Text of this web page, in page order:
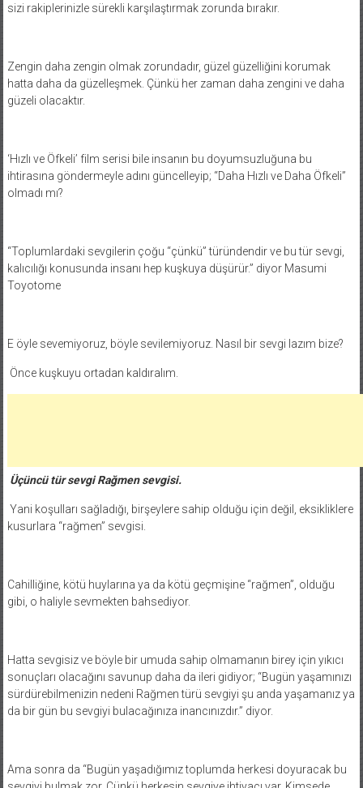
sizi rakiplerinizle sürekli karşılaştırmak zorunda bırakır.
Zengin daha zengin olmak zorundadır, güzel güzelliğini korumak
hatta daha da güzelleşmek. Çünkü her zaman daha zengini ve daha
güzeli olacaktır.
‘Hızlı ve Öfkeli’ film serisi bile insanın bu doyumsuzluğuna bu
ihtirasına göndermeyle adını güncelleyip; “Daha Hızlı ve Daha Öfkeli”
olmadı mı?
“Toplumlardaki sevgilerin çoğu “çünkü” türündendir ve bu tür sevgi,
kalıcılığı konusunda insanı hep kuşkuya düşürür.” diyor Masumi
Toyotome
E öyle sevemiyoruz, böyle sevilemiyoruz. Nasıl bir sevgi lazım bize?
Önce kuşkuyu ortadan kaldıralım.
Üçüncü tür sevgi Rağmen sevgisi.
Yani koşulları sağladığı, birşeylere sahip olduğu için değil, eksikliklere
kusurlara “rağmen” sevgisi.
Cahilliğine, kötü huylarına ya da kötü geçmişine “rağmen”, olduğu
gibi, o haliyle sevmekten bahsediyor.
Hatta sevgisiz ve böyle bir umuda sahip olmamanın birey için yıkıcı
sonuçları olacağını savunup daha da ileri gidiyor; “Bugün yaşamınızı
sürdürebilmenizin nedeni Rağmen türü sevgiyi şu anda yaşamanız ya
da bir gün bu sevgiyi bulacağınıza inancınızdır.” diyor.
Ama sonra da “Bugün yaşadığımız toplumda herkesi doyuracak bu